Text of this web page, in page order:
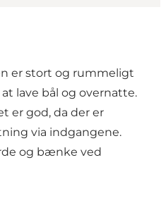
er stort og rummeligt
lave bål og overnatte.
er god, da der er
via indgangene.
og bænke ved